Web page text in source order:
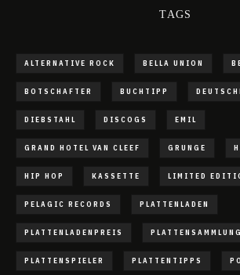
TAGS
ALTERNATIVE ROCK BELLA UNION
BOTSCHAFTER BUCHTIPP
DIEBSTAHL DISCOGS EMIL
GRAND HOTEL VAN CLEEF GRUNGE
HIP HOP KASSETTE LIMITED
PELAGIC RECORDS PLATTENLADEN
PLATTENLADENPREIS PLATTENSAMMLUNG
PLATTENSPIELER PLATTENTIPPS